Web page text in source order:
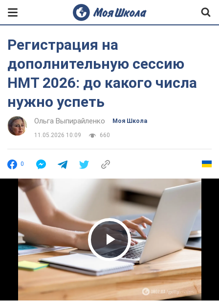
Регистрация на
дополнительную сессию
НМТ 2026: до какого числа
нужно успеть
Ольга Выпирайленко Моя Школа
11.05.2026 10:09 660
0
Play Video